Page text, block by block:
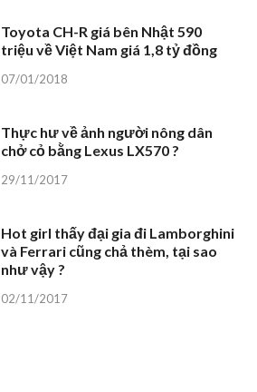
Toyota CH-R giá bên Nhật 590
triệu về Việt Nam giá 1,8 tỷ đồng
07/01/2018
Thực hư về ảnh người nông dân
chở cỏ bằng Lexus LX570 ?
29/11/2017
Hot girl thấy đại gia đi Lamborghini
và Ferrari cũng chả thèm, tại sao
như vậy ?
02/11/2017